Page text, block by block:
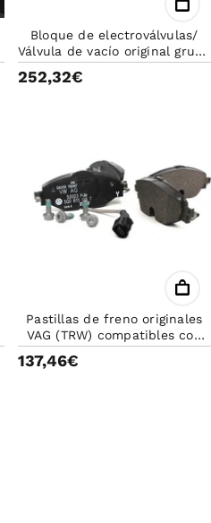
Bloque de electroválvulas/
Válvula de vacío original grupo
VAG 6Q0906625E
252,32€
Pastillas de freno originales
VAG (TRW) compatibles con
Audi A3, Q2, TT, Seat León,
Skoda Kodiaq, VW Golf VII y
137,46€